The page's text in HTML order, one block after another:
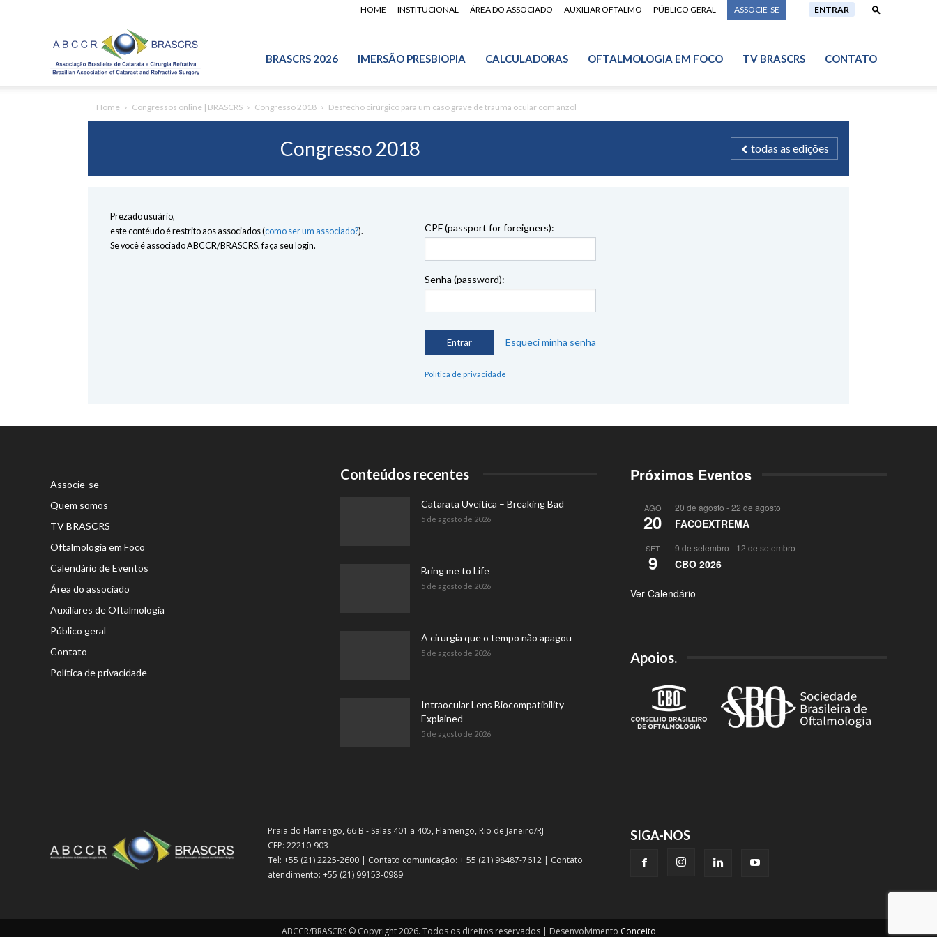
HOME INSTITUCIONAL ÁREA DO ASSOCIADO AUXILIAR OFTALMO PÚBLICO GERAL ASSOCIE-SE ENTRAR
BRASCRS 2026 IMERSÃO PRESBIOPIA CALCULADORAS OFTALMOLOGIA EM FOCO TV BRASCRS CONTATO
Home Congressos online | BRASCRS Congresso 2018 Desfecho cirúrgico para um caso grave de trauma ocular com anzol
Congresso 2018 todas as edições
Prezado usuário,
este contéudo é restrito aos associados (como ser um associado?).
Se você é associado ABCCR/BRASCRS, faça seu login.
CPF (passport for foreigners):
Senha (password):
Esqueci minha senha
Política de privacidade
Associe-se
Quem somos
TV BRASCRS
Oftalmologia em Foco
Calendário de Eventos
Área do associado
Auxiliares de Oftalmologia
Público geral
Contato
Política de privacidade
Conteúdos recentes
Catarata Uveítica – Breaking Bad
5 de agosto de 2026
Bring me to Life
5 de agosto de 2026
A cirurgia que o tempo não apagou
5 de agosto de 2026
Intraocular Lens Biocompatibility
Explained
5 de agosto de 2026
Próximos Eventos
AGO
20
20 de agosto -22 de agosto
FACOEXTREMA
SET
9
9 de setembro - 12 de setembro
CBO 2026
Ver Calendário
Apoios.
Praia do Flamengo, 66 B - Salas 401 a 405, Flamengo, Rio de Janeiro/RJ
CEP: 22210-903
Tel: +55 (21) 2225-2600 | Contato comunicação: + 55 (21) 98487-7612 | Contato
atendimento: +55 (21) 99153-0989
SIGA-NOS
ABCCR/BRASCRS © Copyright 2026. Todos os direitos reservados | Desenvolvimento Conceito